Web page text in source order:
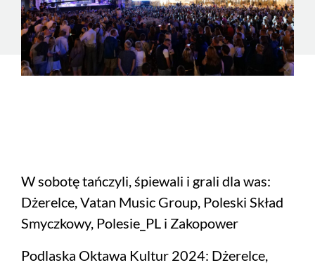
W sobotę tańczyli, śpiewali i grali dla was: ​
Dżerelce, ​Vatan Music Group, ​Poleski Skład
Smyczkowy, Polesie_PL i Zakopower
Podlaska Oktawa Kultur 2024: Dżerelce,